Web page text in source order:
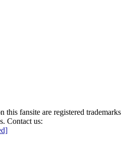
this fansite are registered trademarks
Contact us: